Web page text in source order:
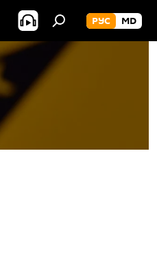
РУС MD